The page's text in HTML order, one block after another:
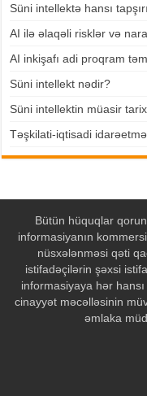
Süni intellektə hansı
AI ilə əlaqəli risklər və
AI inkişafı adi proqram
Süni intellekt nədir?
Süni intellektin müasir
Təşkilati-iqtisadi
Bütün hüquqlar
informasiyanın
nüsxələnməsi qəti
istifadəçilərin şəxsi
informasiyaya hər
cinayyət məcəlləsinin
əmlaka